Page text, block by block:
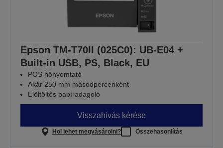
Epson TM-T70II (025C0): UB-E04 +
Built-in USB, PS, Black, EU
POS hőnyomtató
Akár 250 mm másodpercenként
Elöltöltős papíradagoló
Visszahívás kérése
Hol lehet megvásárolni? Összehasonlítás